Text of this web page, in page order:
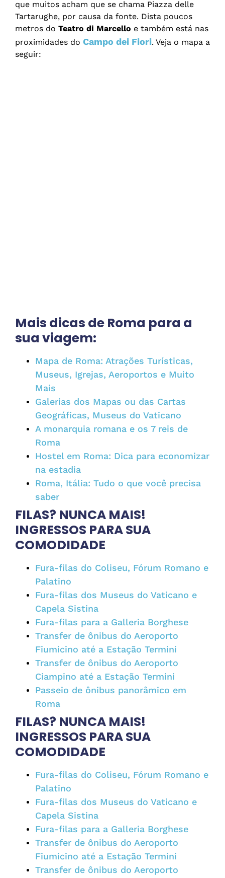
que muitos acham que se chama Piazza delle
Tartarughe, por causa da fonte. Dista poucos
metros do Teatro di Marcello e também está nas
proximidades do Campo dei Fiori. Veja o mapa a
seguir:
Mais dicas de Roma para a
sua viagem:
Mapa de Roma: Atrações Turísticas,
Museus, Igrejas, Aeroportos e Muito
Mais
Galerias dos Mapas ou das Cartas
Geográficas, Museus do Vaticano
A monarquia romana e os 7 reis de
Roma
Hostel em Roma: Dica para economizar
na estadia
Roma, Itália: Tudo o que você precisa
saber
FILAS? NUNCA MAIS!
INGRESSOS PARA SUA
COMODIDADE
Fura-filas do Coliseu, Fórum Romano e
Palatino
Fura-filas dos Museus do Vaticano e
Capela Sistina
Fura-filas para a Galleria Borghese
Transfer de ônibus do Aeroporto
Fiumicino até a Estação Termini
Transfer de ônibus do Aeroporto
Ciampino até a Estação Termini
Passeio de ônibus panorâmico em
Roma
FILAS? NUNCA MAIS!
INGRESSOS PARA SUA
COMODIDADE
Fura-filas do Coliseu, Fórum Romano e
Palatino
Fura-filas dos Museus do Vaticano e
Capela Sistina
Fura-filas para a Galleria Borghese
Transfer de ônibus do Aeroporto
Fiumicino até a Estação Termini
Transfer de ônibus do Aeroporto